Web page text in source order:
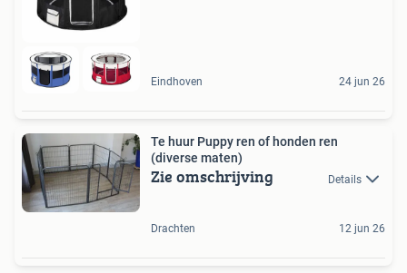
Eindhoven 24 jun 26
Te huur Puppy ren of honden ren
(diverse maten)
Zie omschrijving Details
Drachten 12 jun 26